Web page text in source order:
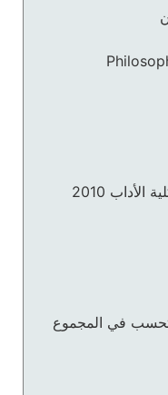
الأداب 2010
في المجموع